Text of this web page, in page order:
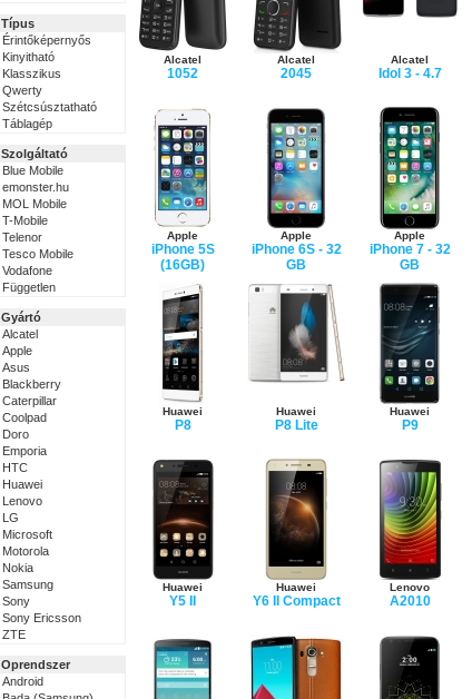
Típus
Érintőképernyős
Kinyitható
Klasszikus
Qwerty
Szétcsúsztatható
Táblagép
Szolgáltató
Blue Mobile
emonster.hu
MOL Mobile
T-Mobile
Telenor
Tesco Mobile
Vodafone
Független
Gyártó
Alcatel
Apple
Asus
Blackberry
Caterpillar
Coolpad
Doro
Emporia
HTC
Huawei
Lenovo
LG
Microsoft
Motorola
Nokia
Samsung
Sony
Sony Ericsson
ZTE
Oprendszer
Android
Alcatel
1052
Alcatel
2045
Alcatel
Idol 3 - 4.7
Apple
iPhone 5S
(16GB)
Apple
iPhone 6S - 32
GB
Apple
iPhone 7 - 32
GB
Huawei
P8
Huawei
P8 Lite
Huawei
P9
Huawei
Y5 II
Huawei
Y6 II Compact
Lenovo
A2010